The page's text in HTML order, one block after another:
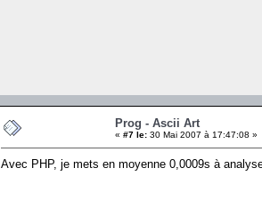
Prog - Ascii Art
« #7 le: 30 Mai 2007 à 17:47:08 »
Avec PHP, je mets en moyenne 0,0009s à